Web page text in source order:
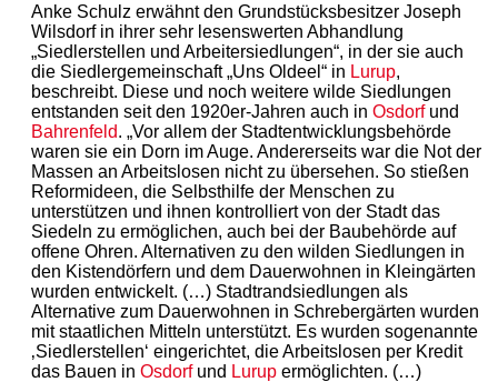
Anke Schulz erwähnt den Grundstücksbesitzer Joseph
Wilsdorf in ihrer sehr lesenswerten Abhandlung
„Siedlerstellen und Arbeitersiedlungen“, in der sie auch
die Siedlergemeinschaft „Uns Oldeel“ in Lurup,
beschreibt. Diese und noch weitere wilde Siedlungen
entstanden seit den 1920er-Jahren auch in Osdorfund
Bahrenfeld. „Vor allem der Stadtentwicklungsbehörde
waren sie ein Dorn im Auge. Andererseits war die Not der
Massen an Arbeitslosen nicht zu übersehen. So stießen
Reformideen, die Selbsthilfe der Menschen zu
unterstützen und ihnen kontrolliert von der Stadt das
Siedeln zu ermöglichen, auch bei der Baubehörde auf
offene Ohren. Alternativen zu den wilden Siedlungen in
den Kistendörfern und dem Dauerwohnen in Kleingärten
wurden entwickelt. (…) Stadtrandsiedlungen als
Alternative zum Dauerwohnen in Schrebergärten wurden
mit staatlichen Mitteln unterstützt. Es wurden sogenannte
‚Siedlerstellen‘ eingerichtet, die Arbeitslosen per Kredit
das Bauen in Osdorfund Lurup ermöglichten. (…)